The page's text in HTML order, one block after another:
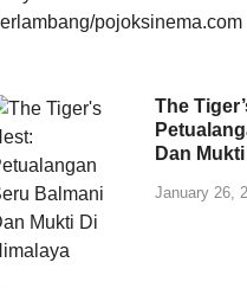
The
Dan
January 26,